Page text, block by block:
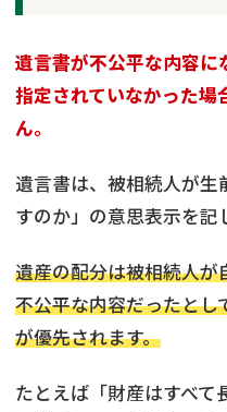
遺言書が不公平な内容に
指定されていなかった場
ん。
遺言書は、被相続人が
すのか」の意思表示を記
遺産の配分は被相続人
不公平な内容だったとし
が優先されます。
たとえば「財産はすべて